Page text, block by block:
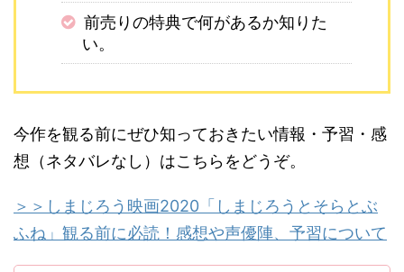
前売りの特典で何があるか知りた
い。
今作を観る前にぜひ知っておきたい情報・予習・感
想（ネタバレなし）はこちらをどうぞ。
＞＞しまじろう映画2020「しまじろうとそらとぶ
ふね」観る前に必読！感想や声優陣、予習について